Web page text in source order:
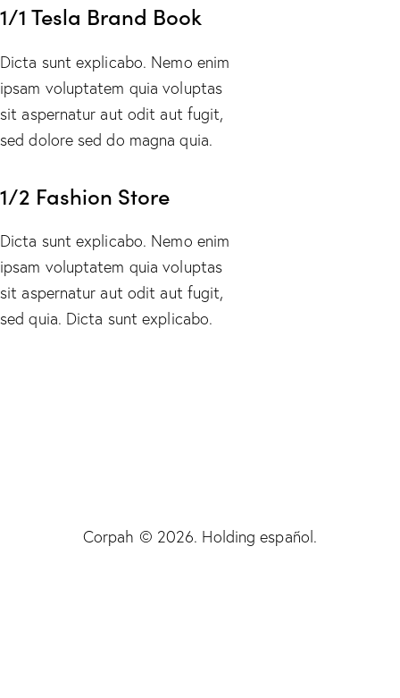
1/1 Tesla Brand Book
Dicta sunt explicabo. Nemo enim
ipsam voluptatem quia voluptas
sit aspernatur aut odit aut fugit,
sed dolore sed do magna quia.
1/2 Fashion Store
Dicta sunt explicabo. Nemo enim
ipsam voluptatem quia voluptas
sit aspernatur aut odit aut fugit,
sed quia. Dicta sunt explicabo.
Corpah © 2026. Holding español.